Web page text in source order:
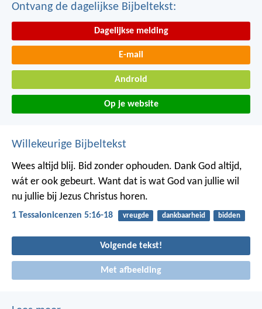
Ontvang de dagelijkse Bijbeltekst:
Dagelijkse melding
E-mail
Android
Op je website
Willekeurige Bijbeltekst
Wees altijd blij. Bid zonder ophouden. Dank God altijd,
wát er ook gebeurt. Want dat is wat God van jullie wil
nu jullie bij Jezus Christus horen.
1 Tessalonicenzen 5:16-18 vreugde dankbaarheid bidden
Volgende tekst!
Met afbeelding